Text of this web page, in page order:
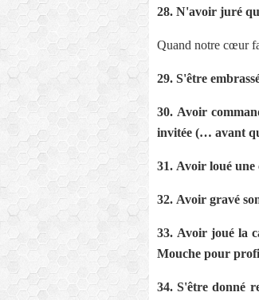
28. N'avoir juré
Quand notre cœur
29. S'être
30. Avoir
invitée (… avant
31. Avoir loué
32. Avoir gravé
33. Avoir joué la
Mouche pour
34. S'être donné